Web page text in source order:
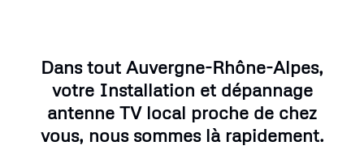
Dans tout Auvergne-Rhône-Alpes,
votre Installation et dépannage
antenne TV local proche de chez
vous, nous sommes là rapidement.